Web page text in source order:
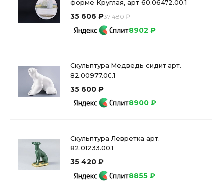
форме Круглая, арт 60.06472.00.1
35 606 ₽37 480 ₽
8902 ₽
Скульптура Медведь сидит арт.
82.00977.00.1
35 600 ₽
8900 ₽
Скульптура Левретка арт.
82.01233.00.1
35 420 ₽
8855 ₽